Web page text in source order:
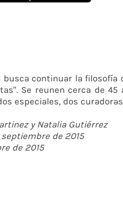
continuar la filosofía
Se reunen cerca de
especiales, dos
y Natalia Gutiérrez
de 2015
de 2015